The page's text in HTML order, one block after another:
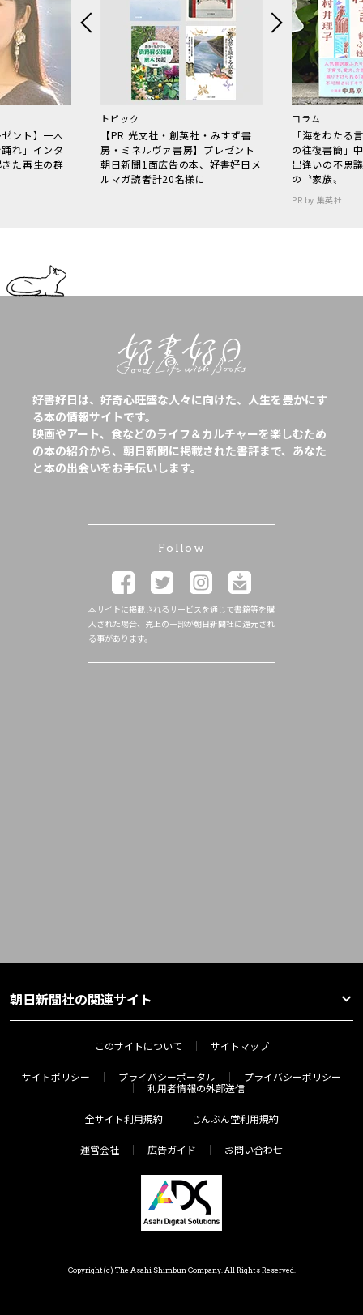
ント】一木
れ」インタ
た再生の群
トピック
【PR 光文社・創英社・みすず書
房・ミネルヴァ書房】プレゼント
朝日新聞1面広告の本、好書好日メ
ルマガ読者計20名様に
コラム
「海をわた
の往復書簡」
出逢いの不思
の〝家族〟
PR by 集英社
好書好日は、好奇心旺盛な人々に向けた、人生を豊かにす
る本の情報サイトです。
映画やアート、食などのライフ＆カルチャーを楽しむため
の本の紹介から、朝日新聞に掲載された書評まで、あなた
と本の出会いをお手伝いします。
Follow
本サイトに掲載されるサービスを通じて書籍等を購
入された場合、売上の一部が朝日新聞社に還元され
る事があります。
朝日新聞社の関連サイト
このサイトについて サイトマップ
サイトポリシー プライバシーポータル
プライバシーポリシー
利用者情報の外部送信
全サイト利用規約 じんぶん堂利用規約
運営会社 広告ガイド お問い合わせ
Copyright(c) The Asahi Shimbun Company. All Rights Reserved.